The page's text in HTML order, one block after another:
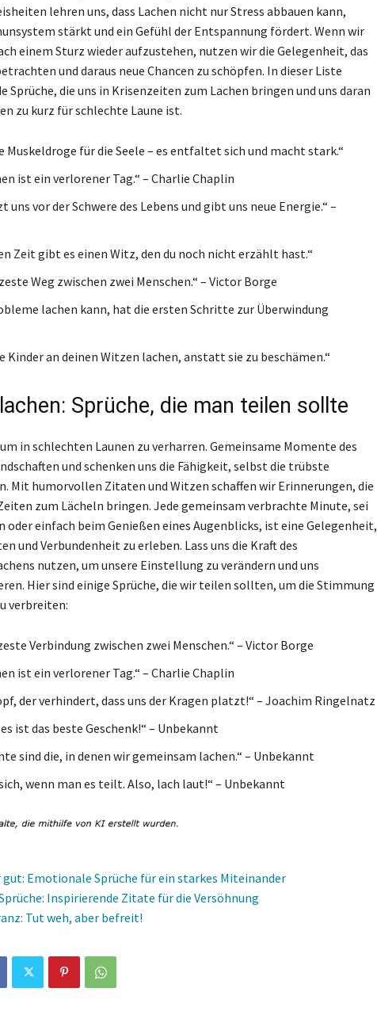
lehren uns, dass Lachen nicht nur Stress abbauen kann,
stärkt und ein Gefühl der Entspannung fördert. Wenn wir
einem Sturz wieder aufzustehen, nutzen wir die Gelegenheit, das
und daraus neue Chancen zu schöpfen. In dieser Liste
Sprüche, die uns in Krisenzeiten zum Lachen bringen und uns daran
zu kurz für schlechte Laune ist.
Muskeldroge für die Seele – es entfaltet sich und macht stark.“
ist ein verlorener Tag.“ – Charlie Chaplin
uns vor der Schwere des Lebens und gibt uns neue Energie.“ –
Zeit gibt es einen Witz, den du noch nicht erzählt hast.“
Weg zwischen zwei Menschen.“ – Victor Borge
lachen kann, hat die ersten Schritte zur Überwindung
Kinder an deinen Witzen lachen, anstatt sie zu beschämen.“
Sprüche, die man teilen sollte
in schlechten Launen zu verharren. Gemeinsame Momente des
und schenken uns die Fähigkeit, selbst die trübste
Mit humorvollen Zitaten und Witzen schaffen wir Erinnerungen, die
zum Lächeln bringen. Jede gemeinsam verbrachte Minute, sei
oder einfach beim Genießen eines Augenblicks, ist eine Gelegenheit,
und Verbundenheit zu erleben. Lass uns die Kraft des
nutzen, um unsere Einstellung zu verändern und uns
Hier sind einige Sprüche, die wir teilen sollten, um die Stimmung
verbreiten:
Verbindung zwischen zwei Menschen.“ – Victor Borge
ist ein verlorener Tag.“ – Charlie Chaplin
der verhindert, dass uns der Kragen platzt!“ – Joachim Ringelnatz
es ist das beste Geschenk!“ – Unbekannt
sind die, in denen wir gemeinsam lachen.“ – Unbekannt
wenn man es teilt. Also, lach laut!“ – Unbekannt
Emotionale Sprüche für ein starkes Miteinander
Inspirierende Zitate für die Versöhnung
Tut weh, aber befreit!